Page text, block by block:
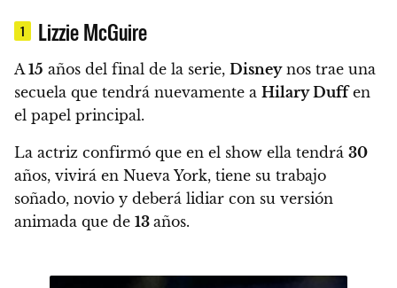
1 Lizzie McGuire
A 15 años del final de la serie, Disneynos trae una
secuela que tendrá nuevamente a Hilary Duffen
el papel principal.
La actriz confirmó que en el show ella tendrá 30
años, vivirá en Nueva York, tiene su trabajo
soñado, novio y deberá lidiar con su versión
animada que de 13 años.